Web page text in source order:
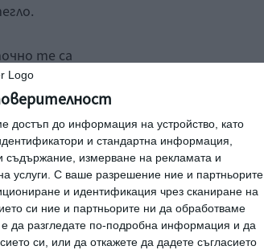
достъп до информация на устройство, като
и стандартна информация,
съдържание, измерване на рекламата и
услуги. С ваше разрешение ние и партньорите
и идентификация чрез сканиране на
си ние и партньорите ни да обработваме
да разгледате по-подробна информация и да
си, или да откажете да дадете съгласието
те са
да се
да
когато